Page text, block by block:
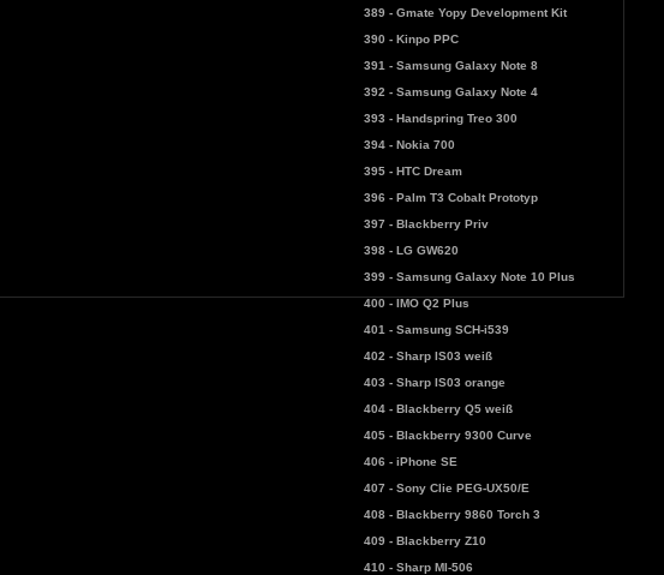
389 - Gmate Yopy Development Kit
390 - Kinpo PPC
391 - Samsung Galaxy Note 8
392 - Samsung Galaxy Note 4
393 - Handspring Treo 300
394 - Nokia 700
395 - HTC Dream
396 - Palm T3 Cobalt Prototyp
397 - Blackberry Priv
398 - LG GW620
399 - Samsung Galaxy Note 10 Plus
400 - IMO Q2 Plus
401 - Samsung SCH-i539
402 - Sharp IS03 weiß
403 - Sharp IS03 orange
404 - Blackberry Q5 weiß
405 - Blackberry 9300 Curve
406 - iPhone SE
407 - Sony Clie PEG-UX50/E
408 - Blackberry 9860 Torch 3
409 - Blackberry Z10
410 - Sharp MI-506